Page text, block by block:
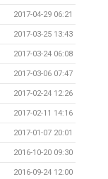
2017-04-29 06:21
2017-03-25 13:43
2017-03-24 06:08
2017-03-06 07:47
2017-02-24 12:26
2017-02-11 14:16
2017-01-07 20:01
2016-10-20 09:30
2016-09-24 12:00